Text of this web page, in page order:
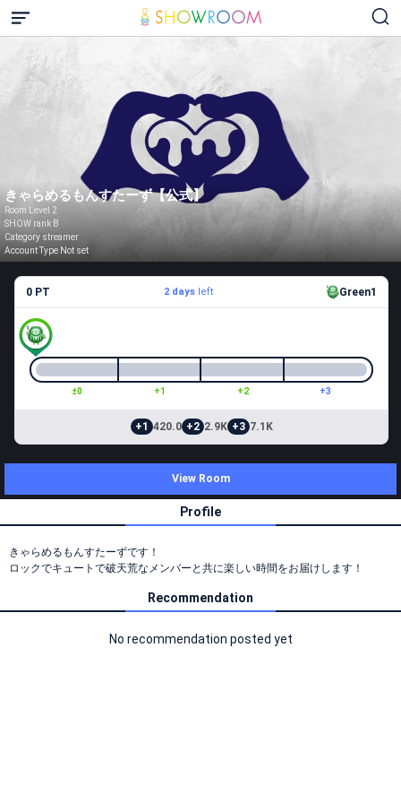
きゃらめるもんすたーず【公式】
Room Level 2
SHOW rank B
Category streamer
Account Type Not set
0 PT 2 daysleft Green1
±0 +1 +2 +3
+1 420.0 +2 2.9K +3 7.1K
View Room
Profile
きゃらめるもんすたーずです！
ロックでキュートで破天荒なメンバーと共に楽しい時間をお届けします！
Recommendation
No recommendation posted yet